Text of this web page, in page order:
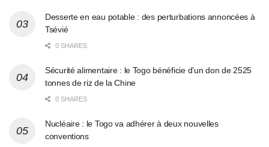
Desserte en eau potable : des perturbations annoncées à
Tsévié
0 SHARES
Sécurité alimentaire : le Togo bénéficie d’un don de 2525
tonnes de riz de la Chine
0 SHARES
Nucléaire : le Togo va adhérer à deux nouvelles
conventions